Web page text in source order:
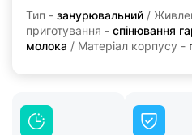
Тип - занурювальний /
приготування - спінювання
молока / Матеріал корпусу -